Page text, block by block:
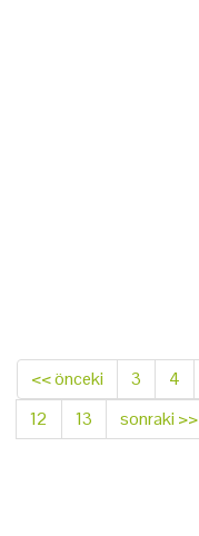
<< önceki 3 4
12
13 sonraki >>